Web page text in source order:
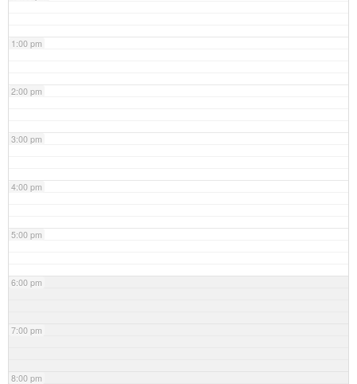
1:00 pm
2:00 pm
3:00 pm
4:00 pm
5:00 pm
6:00 pm
7:00 pm
8:00 pm